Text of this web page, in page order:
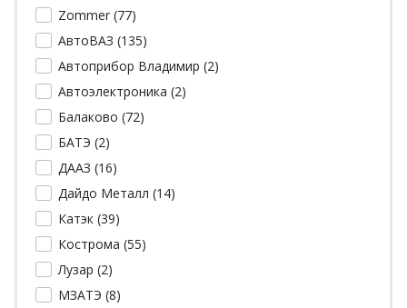
Zommer (77)
АвтоВАЗ (135)
Автоприбор Владимир (2)
Автоэлектроника (2)
Балаково (72)
БАТЭ (2)
ДААЗ (16)
Дайдо Металл (14)
Катэк (39)
Кострома (55)
Лузар (2)
МЗАТЭ (8)